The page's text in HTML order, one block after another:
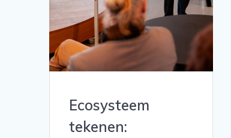
Ecosysteem
tekenen: